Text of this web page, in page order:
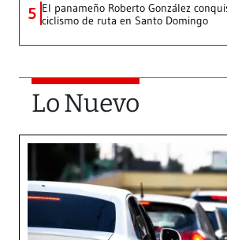
5 El panameño Roberto González
ciclismo de ruta en Santo Domingo
Lo Nuevo